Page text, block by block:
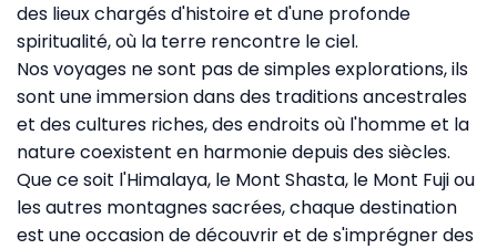
des lieux chargés d'histoire et d'une profonde
spiritualité, où la terre rencontre le ciel.
Nos voyages ne sont pas de simples explorations, ils
sont une immersion dans des traditions ancestrales
et des cultures riches, des endroits où l'homme et la
nature coexistent en harmonie depuis des siècles.
Que ce soit l'Himalaya, le Mont Shasta, le Mont Fuji ou
les autres montagnes sacrées, chaque destination
est une occasion de découvrir et de s'imprégner des